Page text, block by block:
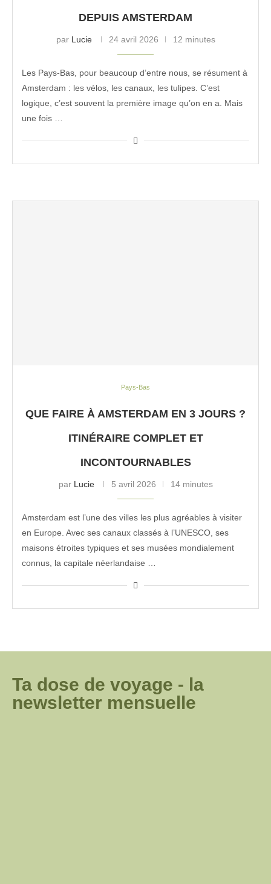
DEPUIS AMSTERDAM
par Lucie 24 avril 2026 12 minutes
Les Pays-Bas, pour beaucoup d’entre nous, se résument à
Amsterdam : les vélos, les canaux, les tulipes. C’est
logique, c’est souvent la première image qu’on en a. Mais
une fois …
Pays-Bas
QUE FAIRE À AMSTERDAM EN 3 JOURS ?
ITINÉRAIRE COMPLET ET
INCONTOURNABLES
par Lucie 5 avril 2026 14 minutes
Amsterdam est l’une des villes les plus agréables à visiter
en Europe. Avec ses canaux classés à l’UNESCO, ses
maisons étroites typiques et ses musées mondialement
connus, la capitale néerlandaise …
Ta dose de voyage - la
newsletter mensuelle